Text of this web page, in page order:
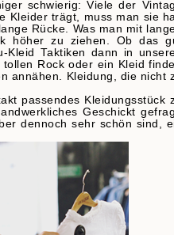
schwierig: Viele der
Kleider trägt, muss man sie
Rücke. Was man mit
höher zu ziehen. Ob das
Kleid Taktiken dann in
Rock oder ein Kleid
annähen. Kleidung, die nicht
passendes Kleidungsstück
Geschickt
dennoch sehr schön sind,